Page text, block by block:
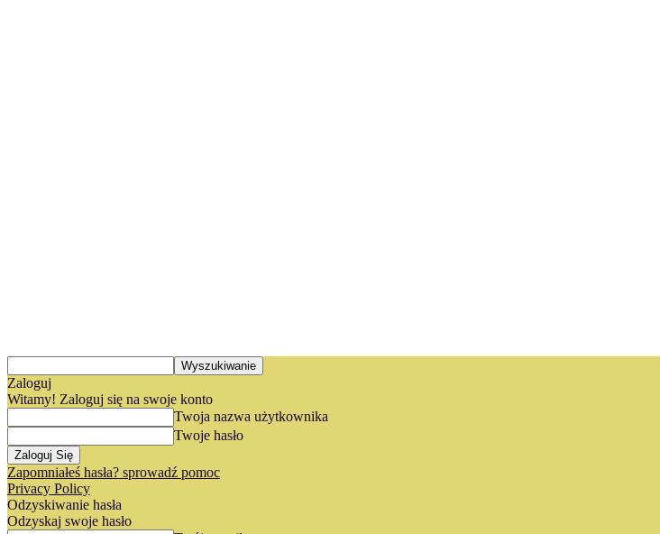
Zaloguj
Witamy! Zaloguj się na swoje konto
Twoja nazwa użytkownika
Twoje hasło
Zapomniałeś hasła? sprowadź pomoc
Privacy Policy
Odzyskiwanie hasła
Odzyskaj swoje hasło